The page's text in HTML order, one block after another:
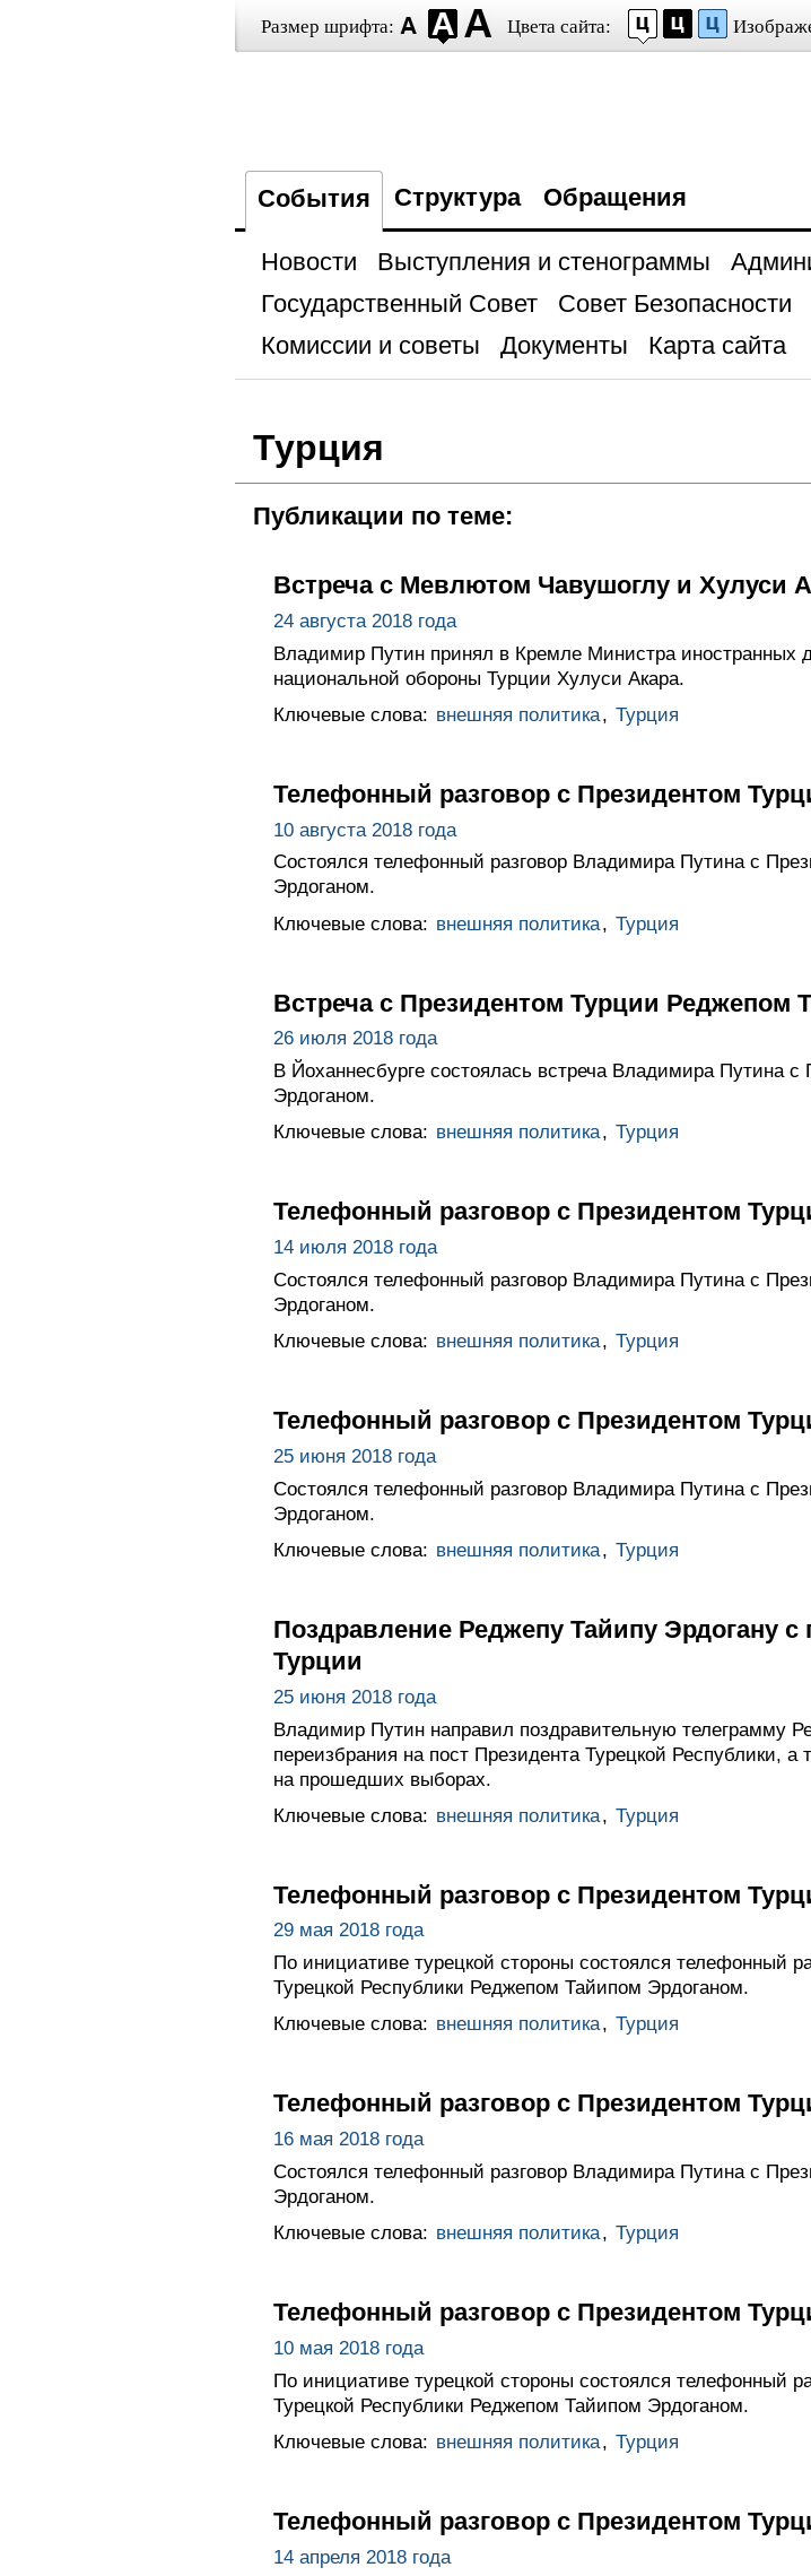
Размер шрифта: Цвета сайта:
События Структура Обращения
Новости Выступления и стенограммы
Государственный Совет
Совет Безопасности
Комиссии и советы
Документы Карта сайта
Турция
Публикации по теме:
Встреча с Мевлютом Чавушоглу и Хулуси
24 августа 2018 года
Владимир Путин принял в Кремле Министра
национальной обороны Турции Хулуси Акара.
Ключевые слова: внешняя политика, Турция
Телефонный разговор с Президентом
10 августа 2018 года
Состоялся телефонный разговор Владимира Путина с
Эрдоганом.
Ключевые слова: внешняя политика, Турция
Встреча с Президентом Турции Реджепом
26 июля 2018 года
В Йоханнесбурге состоялась встреча Владимира Путина
Эрдоганом.
Ключевые слова: внешняя политика, Турция
Телефонный разговор с Президентом
14 июля 2018 года
Состоялся телефонный разговор Владимира Путина с
Эрдоганом.
Ключевые слова: внешняя политика, Турция
Телефонный разговор с Президентом
25 июня 2018 года
Состоялся телефонный разговор Владимира Путина с
Эрдоганом.
Ключевые слова: внешняя политика, Турция
Поздравление Реджепу Тайипу Эрдогану с
Турции
25 июня 2018 года
Владимир Путин направил поздравительную телеграмму
переизбрания на пост Президента Турецкой Республики,
на прошедших выборах.
Ключевые слова: внешняя политика, Турция
Телефонный разговор с Президентом
29 мая 2018 года
По инициативе турецкой стороны состоялся телефонный
Турецкой Республики Реджепом Тайипом Эрдоганом.
Ключевые слова: внешняя политика, Турция
Телефонный разговор с Президентом
16 мая 2018 года
Состоялся телефонный разговор Владимира Путина с
Эрдоганом.
Ключевые слова: внешняя политика, Турция
Телефонный разговор с Президентом
10 мая 2018 года
По инициативе турецкой стороны состоялся телефонный
Турецкой Республики Реджепом Тайипом Эрдоганом.
Ключевые слова: внешняя политика, Турция
Телефонный разговор с Президентом
14 апреля 2018 года